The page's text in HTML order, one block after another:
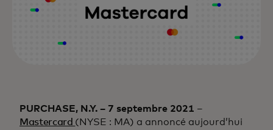
PURCHASE, N.Y. – 7 septembre 2021 –
Mastercard (NYSE : MA) a annoncé aujourd’hui